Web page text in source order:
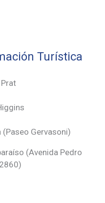
Turística
(Paseo Gervasoni)
(Avenida Pedro